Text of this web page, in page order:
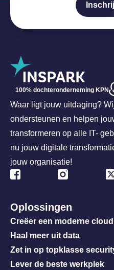
100% dochteronderneming KPN
Waar ligt jouw uitdaging?
ondersteunen en helpen
transformeren op alle IT-
nu jouw digitale
jouw organisatie!
Oplossingen
Creëer een moderne cloud
Haal meer uit data
Zet in op topklasse
Lever de beste werkplek